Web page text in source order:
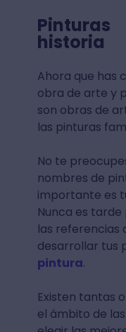
historia
Ahora que has
obra de arte y
son obras de
las pinturas
No te
nombres de
importante es
Nunca es
las referencias
desarrollar tus
pintura.
Existen tantas
el ámbito de